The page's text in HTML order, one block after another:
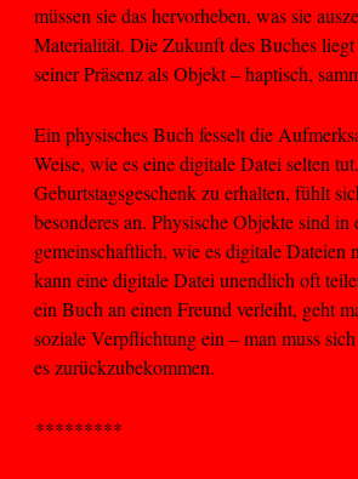
müssen sie das hervorheben, was sie
Materialität. Die Zukunft des Buches
seiner Präsenz als Objekt – haptisch,
Ein physisches Buch fesselt die
Weise, wie es eine digitale Datei selten
Geburtstagsgeschenk zu erhalten, fühlt
besonderes an. Physische Objekte sind in
gemeinschaftlich, wie es digitale Dateien
kann eine digitale Datei unendlich oft
ein Buch an einen Freund verleiht, geht
soziale Verpflichtung ein – man muss
es zurückzubekommen.
*********